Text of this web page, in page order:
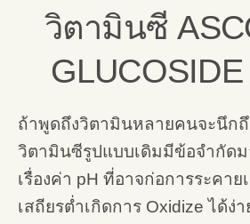
วิตามินซี
ถ้าพูดถึงวิตามินหลายคนจะนึก
วิตามินซีรูปแบบเดิมมีข้อจำกัดม
เรื่องค่า pH ที่อาจก่อการระคาย
เสถียรต่ำเกิดการ Oxidize ได้ง่